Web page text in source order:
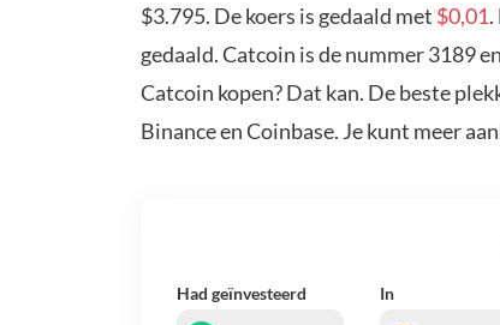
$3.795. De koers is gedaald met $0,01
gedaald. Catcoin is de nummer 3189
Catcoin kopen? Dat kan. De beste
Binance en Coinbase. Je kunt meer
Had geïnvesteerd In